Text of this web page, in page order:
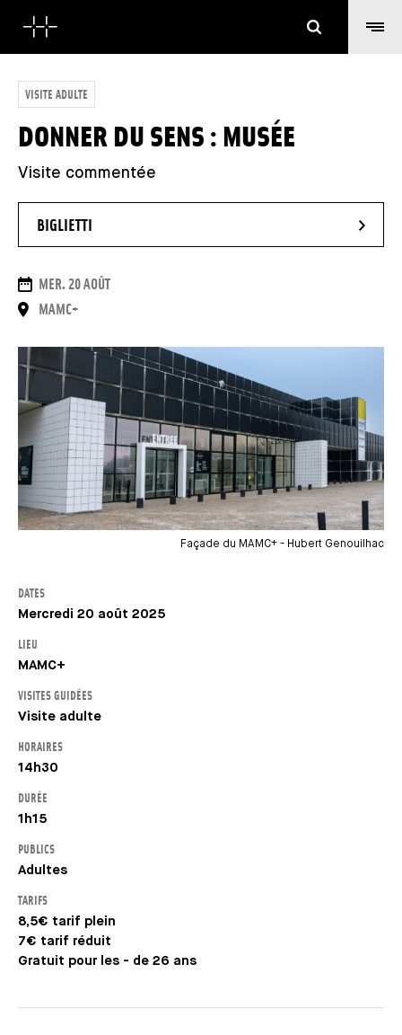
VISITE ADULTE
DONNER DU SENS : MUSÉE
Visite commentée
BIGLIETTI
DATE
MER. 20 AOÛT
LUOGO
MAMC+
Façade du MAMC+ - Hubert Genouilhac
DATES
Mercredi 20 août 2025
LIEU
MAMC+
VISITES GUIDÉES
Visite adulte
HORAIRES
14h30
DURÉE
1h15
PUBLICS
Adultes
TARIFS
8,5€ tarif plein
7€ tarif réduit
Gratuit pour les - de 26 ans